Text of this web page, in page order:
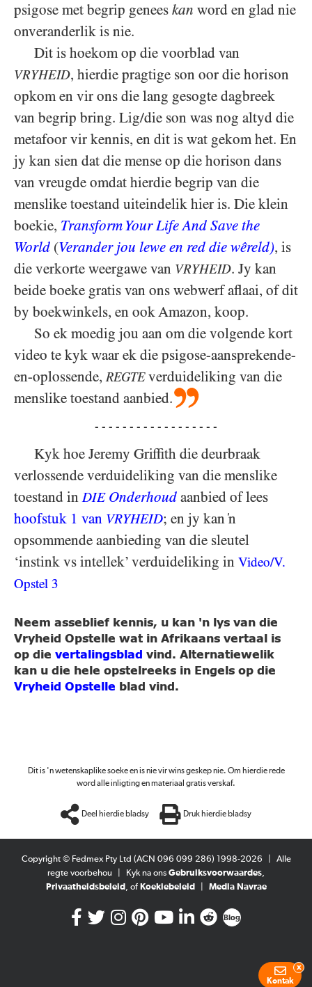
psigose met begrip genees kan word en glad nie
onveranderlik is nie.
Dit is hoekom op die voorblad van
VRYHEID, hierdie pragtige son oor die horison
opkom en vir ons die lang gesogte dagbreek
van begrip bring. Lig/​die son was nog altyd die
metafoor vir kennis, en dit is wat gekom het. En
jy kan sien dat die mense op die horison dans
van vreugde omdat hierdie begrip van die
menslike toestand uiteindelik hier is. Die klein
boekie, Transform Your Life And Save the
World (Verander jou lewe en red die wêreld), is
die verkorte weergawe van VRYHEID. Jy kan
beide boeke gratis van ons webwerf aflaai, of dit
by boekwinkels, en ook Amazon, koop.
So ek moedig jou aan om die volgende kort
video te kyk waar ek die psigose-aansprekende-
en-oplossende, REGTEverduideliking van die
menslike toestand aanbied.
- - - - - - - - - - - - - - - - - -
Kyk hoe Jeremy Griffith die deurbraak
verlossende verduideliking van die menslike
toestand in DIEOnderhoud aanbied of lees
hoofstuk 1 van VRYHEID; en jy kan ‘n
opsommende aanbieding van die sleutel
‘instink vs intellek’ verduideliking in Video/​V.
Opstel 3
Neem asseblief kennis, u kan 'n lys van die
Vryheid Opstelle wat in Afrikaans vertaal is
op die vertalingsblad vind. Alternatiewelik
kan u die hele opstelreeks in Engels op die
Vryheid Opstelle blad vind.
Dit is 'n wetenskaplike soeke en is nie vir wins geskep nie. Om hierdie rede
word alle inligting en materiaal gratis verskaf.
Deel hierdie bladsy Druk hierdie bladsy
Copyright © Fedmex Pty Ltd (ACN 096 099 286) 1998-2026
Alle
regte voorbehou
Kyk na ons Gebruiksvoorwaardes,
Privaatheidsbeleid , of Koekiebeleid Media Navrae
Blog
Kontak
x